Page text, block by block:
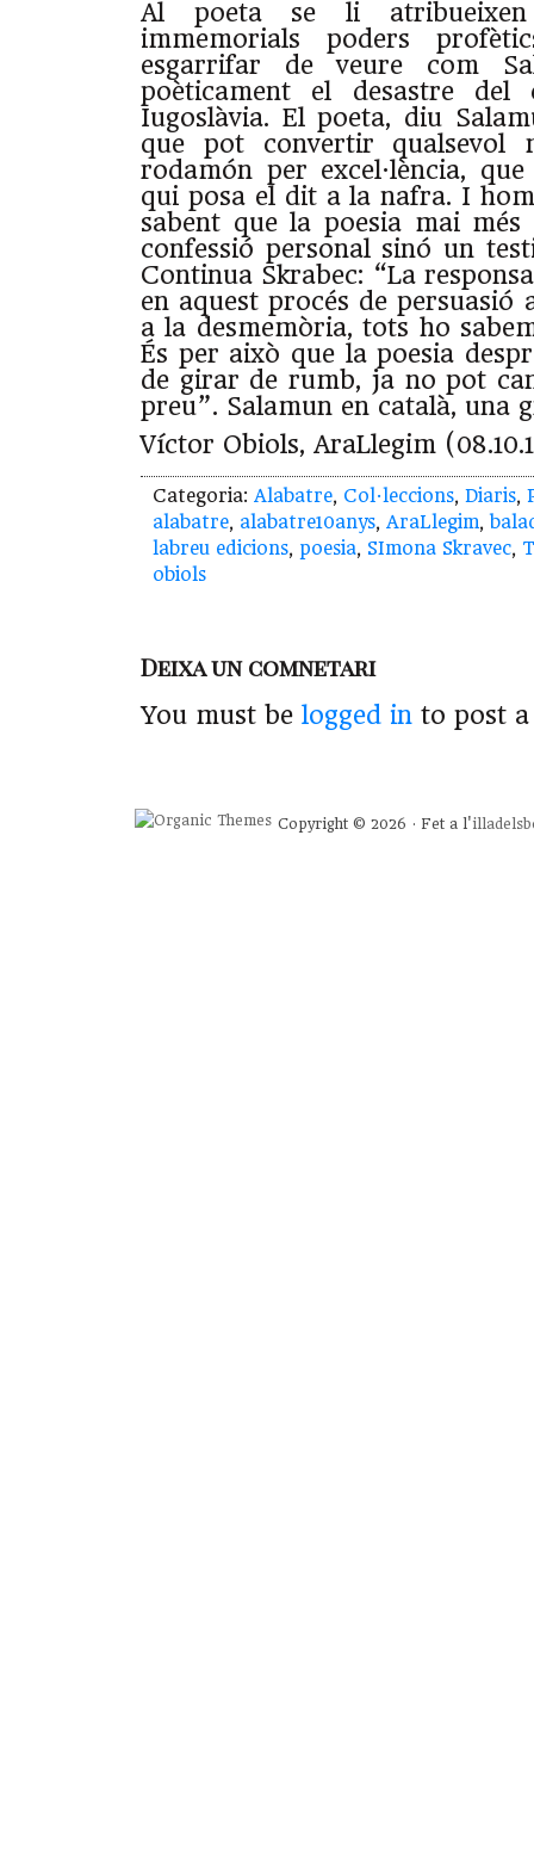
Al poeta se li
immemorials poders
esgarrifar de veure com
poèticament el desastre del
Iugoslàvia. El poeta, diu
que pot convertir qualsevol
rodamón per excel·lència,
qui posa el dit a la nafra. I
sabent que la poesia mai
confessió personal sinó un
Continua Skrabec: “La
en aquest procés de persuasió
a la desmemòria, tots ho
És per això que la poesia
de girar de rumb, ja no pot
preu”. Salamun en català, una
Víctor Obiols, AraLlegim
Categoria: Alabatre, Col·leccions, Diaris,
alabatre, alabatre10anys, AraLlegim,
labreu edicions, poesia, SImona Skravec,
obiols
Deixa un comnetari
You must be logged in to post
Copyright © 2026 · Fet a l'